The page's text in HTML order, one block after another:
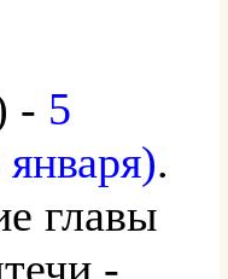
- 5
.
главы
-